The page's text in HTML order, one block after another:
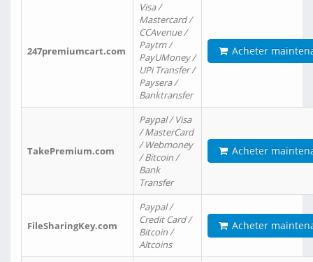
247premiumcart.com
Visa /
Mastercard /
CCAvenue /
Paytm /
PayUMoney /
UPi Transfer /
Paysera /
Banktransfer
Acheter
TakePremium.com
Paypal / Visa
/ MasterCard
/ Webmoney
/ Bitcoin /
Bank
Transfer
Acheter
FileSharingKey.com
Paypal /
Credit Card /
Bitcoin /
Altcoins
Acheter